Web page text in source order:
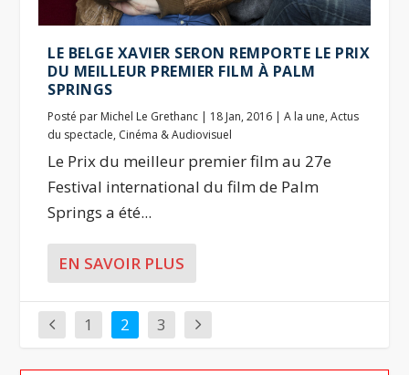
LE BELGE XAVIER SERON REMPORTE LE PRIX
DU MEILLEUR PREMIER FILM À PALM
SPRINGS
Posté par Michel Le Grethanc | 18 Jan, 2016 |A la une,Actus
du spectacle, Cinéma & Audiovisuel
Le Prix du meilleur premier film au 27e
Festival international du film de Palm
Springs a été...
EN SAVOIR PLUS
1 2 3